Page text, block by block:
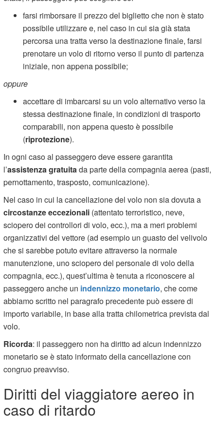
farsi rimborsare il prezzo del biglietto che non è stato
possibile utilizzare e, nel caso in cui sia già stata
percorsa una tratta verso la destinazione finale, farsi
prenotare un volo di ritorno verso il punto di partenza
iniziale, non appena possibile;
oppure
accettare di imbarcarsi su un volo alternativo verso la
stessa destinazione finale, in condizioni di trasporto
comparabili, non appena questo è possibile
(riprotezione).
In ogni caso al passeggero deve essere garantita
l’assistenza gratuita da parte della compagnia aerea (pasti,
pernottamento, trasposto, comunicazione).
Nel caso in cui la cancellazione del volo non sia dovuta a
circostanze eccezionali (attentato terroristico, neve,
sciopero dei controllori di volo, ecc.), ma a meri problemi
organizzativi del vettore (ad esempio un guasto del velivolo
che si sarebbe potuto evitare attraverso la normale
manutenzione, uno sciopero del personale di volo della
compagnia, ecc.), quest’ultima è tenuta a riconoscere al
passeggero anche un indennizzo monetario, che come
abbiamo scritto nel paragrafo precedente può essere di
importo variabile, in base alla tratta chilometrica prevista dal
volo.
Ricorda: il passeggero non ha diritto ad alcun indennizzo
monetario se è stato informato della cancellazione con
congruo preavviso.
Diritti del viaggiatore aereo in
caso di ritardo